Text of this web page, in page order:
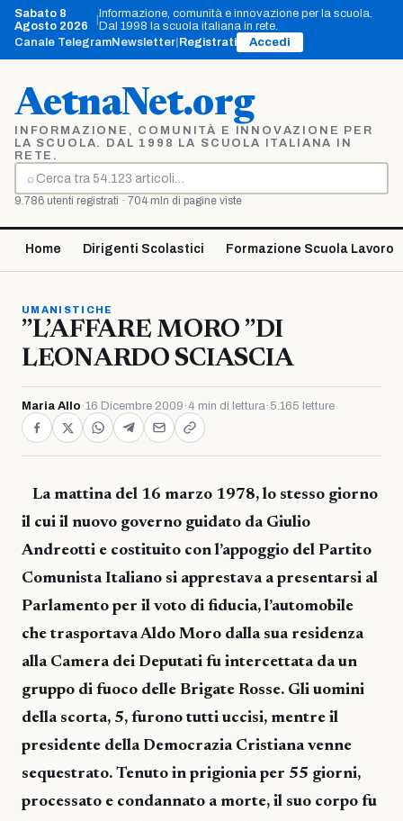
Vai
contenuto
Sabato 8
Agosto 2026
Informazione, comunità e innovazione per la scuola.
Dal 1998 la scuola italiana in rete.
Canale TelegramNewsletter Registrati Accedi
AetnaNet.org
INFORMAZIONE, COMUNITÀ E INNOVAZIONE PER
LA SCUOLA. DAL 1998 LA SCUOLA ITALIANA IN
RETE.
⌕
Cerca
9.786 utenti registrati · 704 mln di pagine viste
Home Dirigenti Scolastici Formazione Scuola Lavoro
UMANISTICHE
”L’AFFARE MORO ”DI
LEONARDO SCIASCIA
Maria Allo ·16 Dicembre 2009 · 4 min di lettura· 5.165 letture
La mattina del 16 marzo 1978, lo stesso giorno
il cui il nuovo governo guidato da Giulio
Andreotti e costituito con l’appoggio del Partito
Comunista Italiano si apprestava a presentarsi al
Parlamento per il voto di fiducia, l’automobile
che trasportava Aldo Moro dalla sua residenza
alla Camera dei Deputati fu intercettata da un
gruppo di fuoco delle Brigate Rosse. Gli uomini
della scorta, 5, furono tutti uccisi, mentre il
presidente della Democrazia Cristiana venne
sequestrato. Tenuto in prigionia per 55 giorni,
processato e condannato a morte, il suo corpo fu